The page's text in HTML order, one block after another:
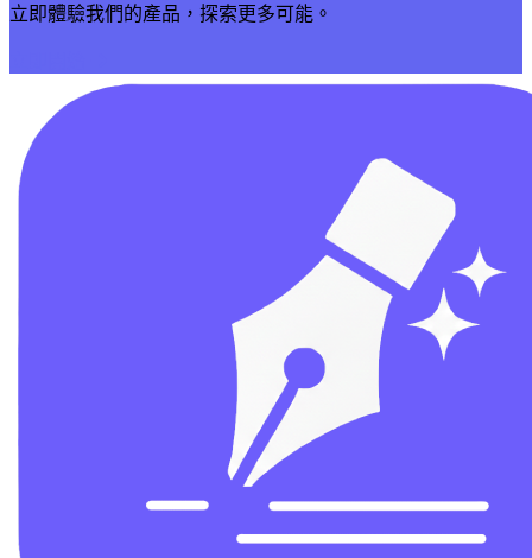
立即體驗我們的產品，探索更多可能。